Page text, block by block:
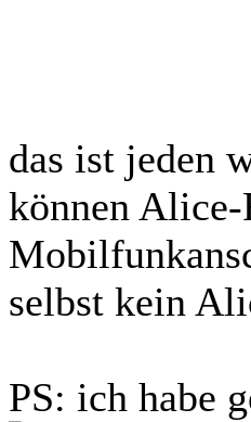
das ist jeden
können Alice-
selbst kein
PS: ich habe